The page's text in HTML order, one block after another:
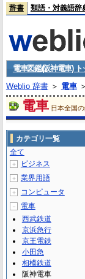
辞書 類語・対義語辞
電車図鑑(阪神電車) ト
Weblio 辞書＞ 電車＞
電車 日本全国
カテゴリ一覧
全て
＋ ビジネス
＋ 業界用語
＋ コンピュータ
－
電車
西武鉄道
京浜急行
京王電鉄
小田急
相模鉄道
阪神電車